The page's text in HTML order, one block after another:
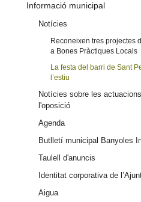
Informació municipal
Notícies
Reconeixen tres projectes
a Bones Pràctiques Locals
La festa del barri de Sant
l’estiu
Notícies sobre les
l'oposició
Agenda
Butlletí municipal Banyoles
Taulell d'anuncis
Identitat corporativa de
Aigua